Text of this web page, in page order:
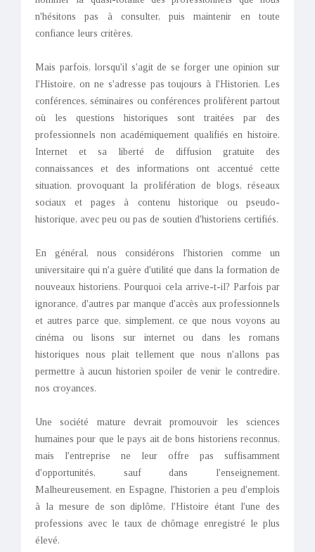
n'hésitons pas à consulter, puis maintenir en toute
confiance leurs critères.
Mais parfois, lorsqu'il s'agit de se forger une opinion sur
l'Histoire, on ne s'adresse pas toujours à l'Historien. Les
conférences, séminaires ou conférences prolifèrent partout
où les questions historiques sont traitées par des
professionnels non académiquement qualifiés en histoire.
Internet et sa liberté de diffusion gratuite des
connaissances et des informations ont accentué cette
situation, provoquant la prolifération de blogs, réseaux
sociaux et pages à contenu historique ou pseudo-
historique, avec peu ou pas de soutien d'historiens certifiés.
En général, nous considérons l'historien comme un
universitaire qui n'a guère d'utilité que dans la formation de
nouveaux historiens. Pourquoi cela arrive-t-il? Parfois par
ignorance, d'autres par manque d'accès aux professionnels
et autres parce que, simplement, ce que nous voyons au
cinéma ou lisons sur internet ou dans les romans
historiques nous plait tellement que nous n'allons pas
permettre à aucun historien spoiler de venir le contredire.
nos croyances.
Une société mature devrait promouvoir les sciences
humaines pour que le pays ait de bons historiens reconnus,
mais l'entreprise ne leur offre pas suffisamment
d'opportunités, sauf dans l'enseignement.
Malheureusement, en Espagne, l'historien a peu d'emplois
à la mesure de son diplôme, l'Histoire étant l'une des
professions avec le taux de chômage enregistré le plus
élevé.